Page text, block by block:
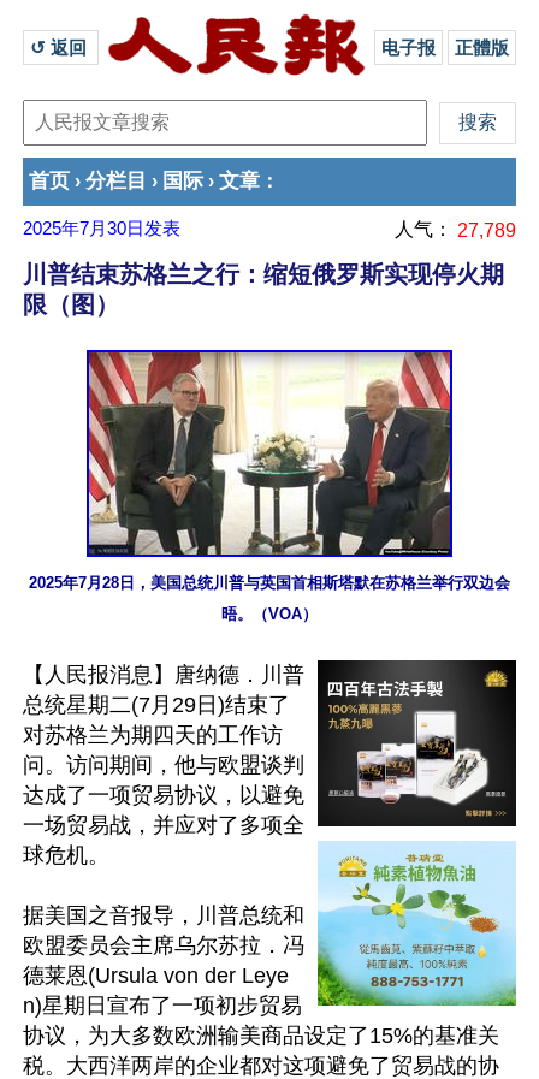
↺ 返回 电子报 正體版
首页 › 分栏目 › 国际 › 文章 ：
2025年7月30日 发表 人气： 27,789
川普结束苏格兰之行：缩短俄罗斯实现停火期
限（图）
2025年7月28日，美国总统川普与英国首相斯塔默在苏格兰举行双边会
晤。（VOA）
【人民报消息】唐纳德．川普
总统星期二(7月29日)结束了
对苏格兰为期四天的工作访
问。访问期间，他与欧盟谈判
达成了一项贸易协议，以避免
一场贸易战，并应对了多项全
球危机。
据美国之音报导，川普总统和
欧盟委员会主席乌尔苏拉．冯
德莱恩(Ursula von der Leye
n)星期日宣布了一项初步贸易
协议，为大多数欧洲输美商品设定了15%的基准关
税。大西洋两岸的企业都对这项避免了贸易战的协